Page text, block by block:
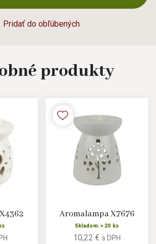
Pridať do obľúbených
produkty
Aromalampa X7676
Skladom: > 20 ks
10,22 € s DPH